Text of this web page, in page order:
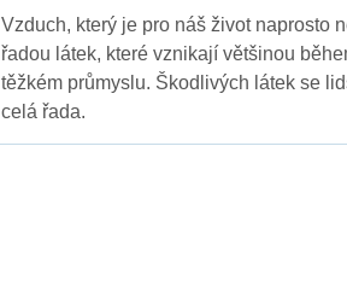
Vzduch, který je pro náš život naprosto
řadou látek, které vznikají většinou
těžkém průmyslu. Škodlivých látek se
celá řada.